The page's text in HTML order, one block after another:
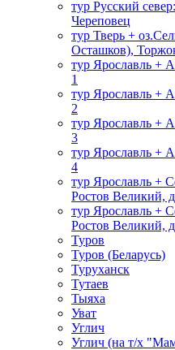
тур Русский
Череповец
тур Тверь +
Осташков),
тур Ярославль +
1
тур Ярославль +
2
тур Ярославль +
3
тур Ярославль +
4
тур Ярославль +
Ростов Великий,
тур Ярославль +
Ростов Великий,
Туров
Туров (Беларусь)
Туруханск
Тутаев
Тыяха
Уват
Углич
Углич (на т/х